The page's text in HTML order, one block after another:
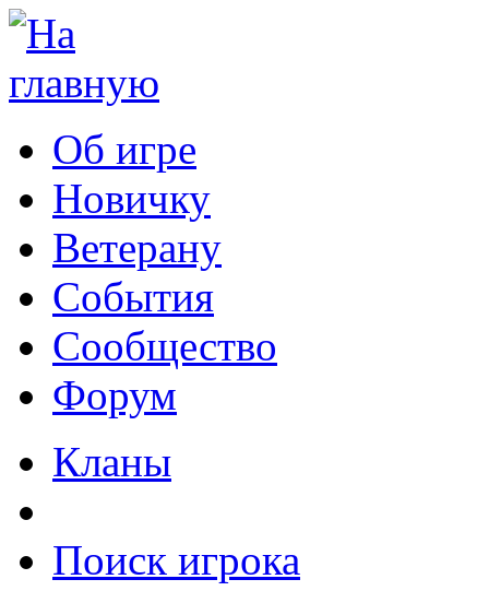
Об игре
Новичку
Ветерану
События
Сообщество
Форум
Кланы
Поиск игрока